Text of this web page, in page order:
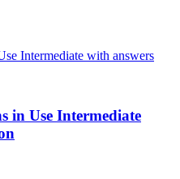
in Use Intermediate